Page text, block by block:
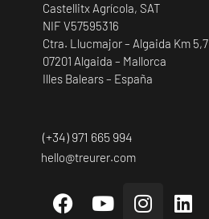
Castellitx Agrícola, SAT
NIF V57595316
Ctra. Llucmajor – Algaida Km 5,7
07201 Algaida – Mallorca
Illes Balears – España
(+34) 971 665 994
hello@treurer.com